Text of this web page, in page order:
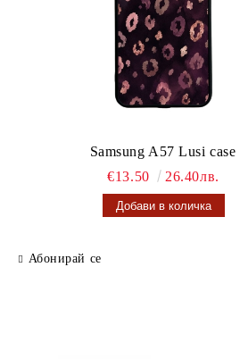
Samsung A57 Lusi case
€13.50
26.40лв.
Абонирай се